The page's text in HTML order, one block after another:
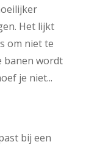
Het lijkt
om niet te
banen wordt
je niet...
bij een